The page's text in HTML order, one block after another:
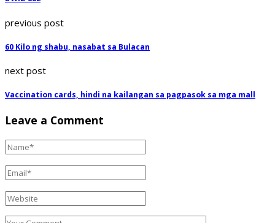
previous post
60 Kilo ng shabu, nasabat sa Bulacan
next post
Vaccination cards, hindi na kailangan sa pagpasok sa mga mall
Leave a Comment